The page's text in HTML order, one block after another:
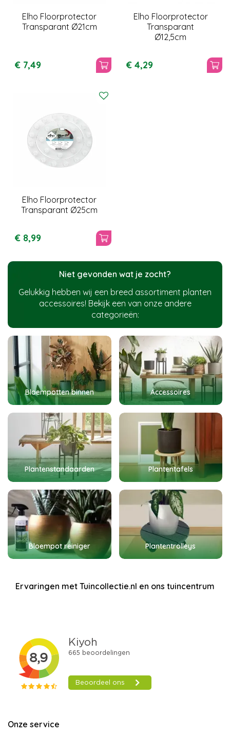
Elho Floorprotector
Transparant Ø21cm
€ 7,49
Elho Floorprotector
Transparant
Ø12,5cm
€ 4,29
Elho Floorprotector
Transparant Ø25cm
€ 8,99
Niet gevonden wat je zocht?
Gelukkig hebben wij een breed assortiment planten
accessoires! Bekijk een van onze andere
categorieën:
Bloempotten binnen Accessoires
Plantenstandaarden Plantentafels
Bloempot reiniger Plantentrolleys
Ervaringen met Tuincollectie.nl en ons tuincentrum
Onze service